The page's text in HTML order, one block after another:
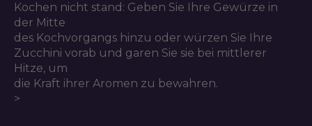
Kochen nicht stand: Geben Sie Ihre Gewürze in
der Mitte
des Kochvorgangs hinzu oder würzen Sie Ihre
Zucchini vorab und garen Sie sie bei mittlerer
Hitze, um
die Kraft ihrer Aromen zu bewahren.
>